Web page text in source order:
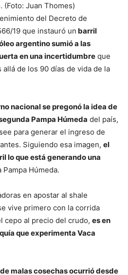
(Foto: Juan Thomes)
del Decreto de
19 que instauró un barril
argentino sumió a las
en una incertidumbre que
de los 90 días de vida de la
nacional se pregonó la idea de
Pampa Húmeda del país,
para generar el ingreso de
Siguiendo esa imagen, el
lo que está generando una
Húmeda.
en apostar al shale
vive primero con la corrida
cepo al precio del crudo, es en
que experimenta Vaca
malas cosechas ocurrió desde